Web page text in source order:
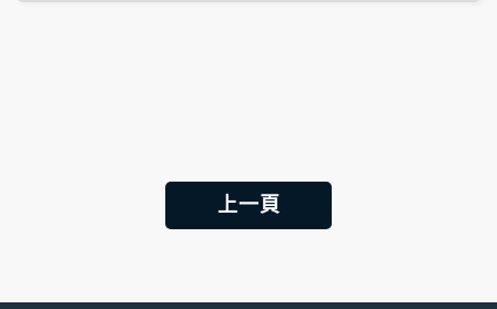
上一頁